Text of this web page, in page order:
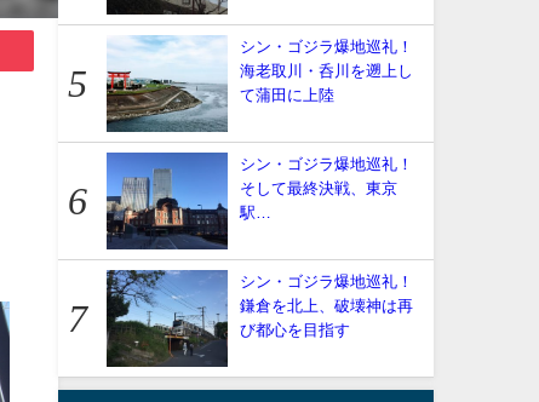
シン・ゴジラ爆地巡礼！
海老取川・呑川を遡上し
て蒲田に上陸
シン・ゴジラ爆地巡礼！
そして最終決戦、東京
駅…
シン・ゴジラ爆地巡礼！
鎌倉を北上、破壊神は再
び都心を目指す